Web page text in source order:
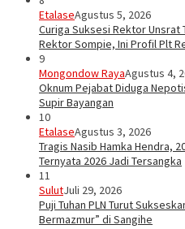
EtalaseAgustus 5, 2026
Curiga Suksesi Rektor
Rektor Sompie, Ini Profil Plt
9
Mongondow RayaAgustus 4,
Oknum Pejabat Diduga
Supir Bayangan
10
EtalaseAgustus 3, 2026
Tragis Nasib Hamka Hendra,
Ternyata 2026 Jadi Tersangka
11
SulutJuli 29, 2026
Puji Tuhan PLN Turut
Bermazmur” di Sangihe